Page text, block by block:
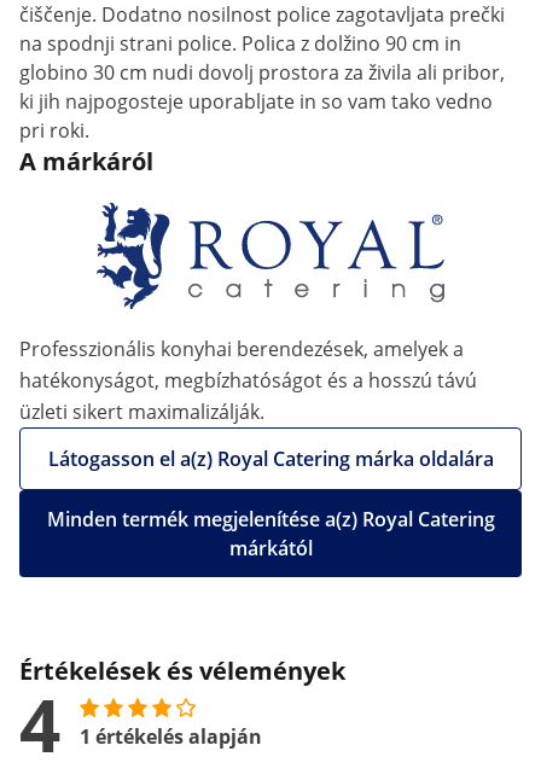
čiščenje. Dodatno nosilnost police zagotavljata prečki
na spodnji strani police. Polica z dolžino 90 cm in
globino 30 cm nudi dovolj prostora za živila ali pribor,
ki jih najpogosteje uporabljate in so vam tako vedno
pri roki.
A márkáról
Professzionális konyhai berendezések, amelyek a
hatékonyságot, megbízhatóságot és a hosszú távú
üzleti sikert maximalizálják.
Látogasson el a(z) Royal Catering márka oldalára
Minden termék megjelenítése a(z) Royal Catering
márkától
Értékelések és vélemények
4 1 értékelés alapján